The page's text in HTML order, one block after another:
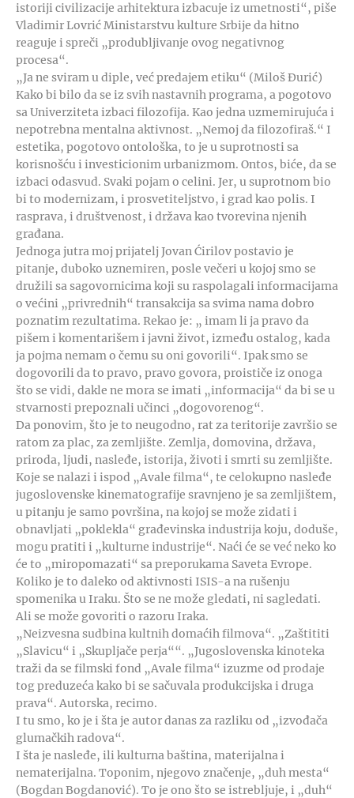
istoriji civilizacije arhitektura izbacuje iz umetnosti“, piše
Vladimir Lovrić Ministarstvu kulture Srbije da hitno
reaguje i spreči „produbljivanje ovog negativnog
procesa“.
„Ja ne sviram u diple, već predajem etiku“ (Miloš Đurić)
Kako bi bilo da se iz svih nastavnih programa, a pogotovo
sa Univerziteta izbaci filozofija. Kao jedna uzmemirujuća i
nepotrebna mentalna aktivnost. „Nemoj da filozofiraš.“ I
estetika, pogotovo ontološka, to je u suprotnosti sa
korisnošću i investicionim urbanizmom. Ontos, biće, da se
izbaci odasvud. Svaki pojam o celini. Jer, u suprotnom bio
bi to modernizam, i prosvetiteljstvo, i grad kao polis. I
rasprava, i društvenost, i država kao tvorevina njenih
građana.
Jednoga jutra moj prijatelj Jovan Ćirilov postavio je
pitanje, duboko uznemiren, posle večeri u kojoj smo se
družili sa sagovornicima koji su raspolagali informacijama
o većini „privrednih“ transakcija sa svima nama dobro
poznatim rezultatima. Rekao je: „ imam li ja pravo da
pišem i komentarišem i javni život, između ostalog, kada
ja pojma nemam o čemu su oni govorili“. Ipak smo se
dogovorili da to pravo, pravo govora, proističe iz onoga
što se vidi, dakle ne mora se imati „informacija“ da bi se u
stvarnosti prepoznali učinci „dogovorenog“.
Da ponovim, što je to neugodno, rat za teritorije završio se
ratom za plac, za zemljište. Zemlja, domovina, država,
priroda, ljudi, nasleđe, istorija, životi i smrti su zemljište.
Koje se nalazi i ispod „Avale filma“, te celokupno nasleđe
jugoslovenske kinematografije sravnjeno je sa zemljištem,
u pitanju je samo površina, na kojoj se može zidati i
obnavljati „poklekla“ građevinska industrija koju, doduše,
mogu pratiti i „kulturne industrije“. Naći će se već neko ko
će to „miropomazati“ sa preporukama Saveta Evrope.
Koliko je to daleko od aktivnosti ISIS-a na rušenju
spomenika u Iraku. Što se ne može gledati, ni sagledati.
Ali se može govoriti o razoru Iraka.
„Neizvesna sudbina kultnih domaćih filmova“. „Zaštititi
„Slavicu“ i „Skupljače perja““. „Jugoslovenska kinoteka
traži da se filmski fond „Avale filma“ izuzme od prodaje
tog preduzeća kako bi se sačuvala produkcijska i druga
prava“. Autorska, recimo.
I tu smo, ko je i šta je autor danas za razliku od „izvođača
glumačkih radova“.
I šta je nasleđe, ili kulturna baština, materijalna i
nematerijalna. Toponim, njegovo značenje, „duh mesta“
(Bogdan Bogdanović). To je ono što se istrebljuje, i „duh“